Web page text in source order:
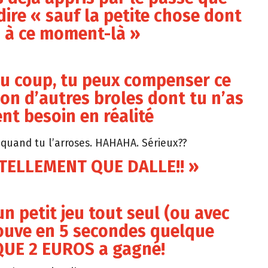
« sauf la petite chose dont
à ce moment-là »
coup, tu peux compenser ce
d’autres broles dont tu n’as
besoin en réalité
tu l’arroses. HAHAHA. Sérieux??
QUE DALLE!! »
petit jeu tout seul (ou avec
en 5 secondes quelque
2 EUROS a gagné!